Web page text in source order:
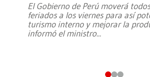
El Gobierno de Perú moverá
feriados a los viernes para así
turismo interno y mejorar la
informó el ministro...